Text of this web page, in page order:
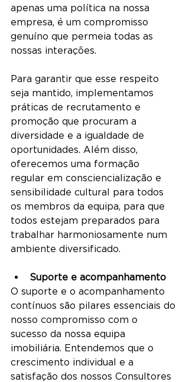
apenas uma política na nossa
empresa, é um compromisso
genuíno que permeia todas as
nossas interações.
Para garantir que esse respeito
seja mantido, implementamos
práticas de recrutamento e
promoção que procuram a
diversidade e a igualdade de
oportunidades. Além disso,
oferecemos uma formação
regular em consciencialização e
sensibilidade cultural para todos
os membros da equipa, para que
todos estejam preparados para
trabalhar harmoniosamente num
ambiente diversificado.
Suporte e acompanhamento
O suporte e o acompanhamento
contínuos são pilares essenciais do
nosso compromisso com o
sucesso da nossa equipa
imobiliária. Entendemos que o
crescimento individual e a
satisfação dos nossos Consultores